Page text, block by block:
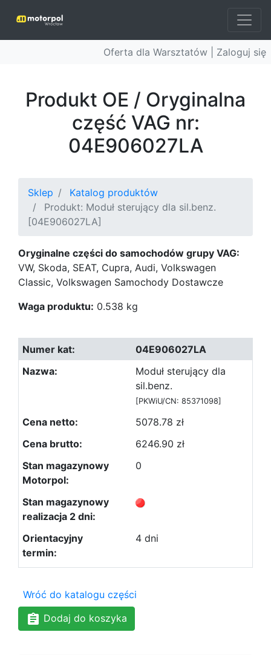
Oferta dla Warsztatów | Zaloguj się
Produkt OE / Oryginalna
część VAG nr:
04E906027LA
Sklep
Katalog produktów
Produkt: Moduł sterujący dla sil.benz.
[04E906027LA]
Oryginalne części do samochodów grupy VAG:
VW, Skoda, SEAT, Cupra, Audi, Volkswagen
Classic, Volkswagen Samochody Dostawcze
Waga produktu: 0.538 kg
04E906027LA
Moduł sterujący dla
sil.benz.
[PKWiU/CN: 85371098]
5078.78 zł
6246.90 zł
0
4 dni
Wróć do katalogu części
Dodaj do koszyka